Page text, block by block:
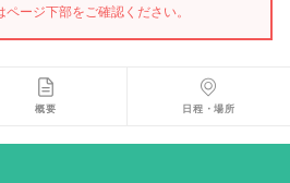
ージ下部をご確認ください。
概要 日程・場所